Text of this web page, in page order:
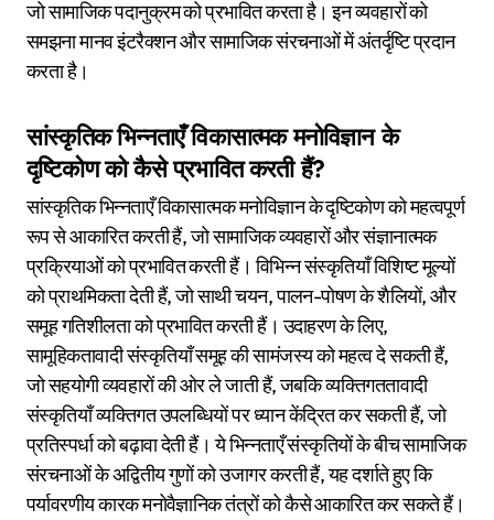
जो सामाजिक पदानुक्रम को प्रभावित करता है। इन व्यवहारों को
समझना मानव इंटरैक्शन और सामाजिक संरचनाओं में अंतर्दृष्टि प्रदान
करता है।
सांस्कृतिक भिन्नताएँ विकासात्मक मनोविज्ञान के
दृष्टिकोण को कैसे प्रभावित करती हैं?
सांस्कृतिक भिन्नताएँ विकासात्मक मनोविज्ञान के दृष्टिकोण को महत्वपूर्ण
रूप से आकारित करती हैं, जो सामाजिक व्यवहारों और संज्ञानात्मक
प्रक्रियाओं को प्रभावित करती हैं। विभिन्न संस्कृतियाँ विशिष्ट मूल्यों
को प्राथमिकता देती हैं, जो साथी चयन, पालन-पोषण के शैलियों, और
समूह गतिशीलता को प्रभावित करती हैं। उदाहरण के लिए,
सामूहिकतावादी संस्कृतियाँ समूह की सामंजस्य को महत्व दे सकती हैं,
जो सहयोगी व्यवहारों की ओर ले जाती हैं, जबकि व्यक्तिगततावादी
संस्कृतियाँ व्यक्तिगत उपलब्धियों पर ध्यान केंद्रित कर सकती हैं, जो
प्रतिस्पर्धा को बढ़ावा देती हैं। ये भिन्नताएँ संस्कृतियों के बीच सामाजिक
संरचनाओं के अद्वितीय गुणों को उजागर करती हैं, यह दर्शाते हुए कि
पर्यावरणीय कारक मनोवैज्ञानिक तंत्रों को कैसे आकारित कर सकते हैं।